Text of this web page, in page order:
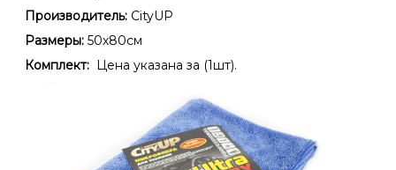
Производитель: CityUP
Размеры: 50х80см
Комплект: Цена указана за (1шт).